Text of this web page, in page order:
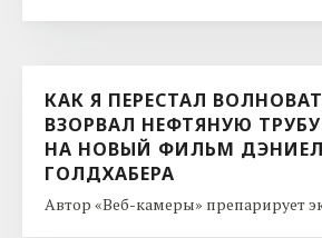
КАК Я ПЕРЕСТАЛ
ВЗОРВАЛ НЕФТЯНУЮ
НА НОВЫЙ ФИЛЬМ
ГОЛДХАБЕРА
Автор «Веб-камеры» препарирует